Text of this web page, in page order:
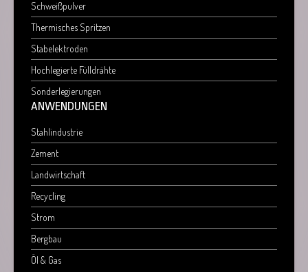
Schweißpulver
Thermisches Spritzen
Stabelektroden
Hochlegierte Fülldrähte
Sonderlegierungen
ANWENDUNGEN
Stahlindustrie
Zement
Landwirtschaft
Recycling
Strom
Bergbau
Öl & Gas